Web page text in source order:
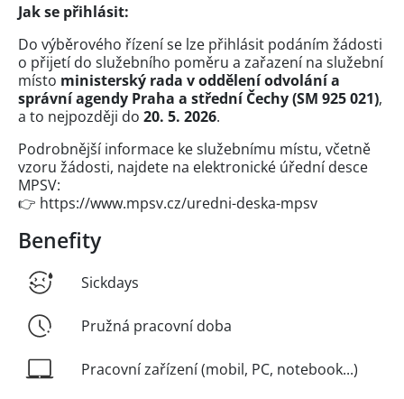
Jak se přihlásit:
Do výběrového řízení se lze přihlásit podáním žádosti
o přijetí do služebního poměru a zařazení na služební
místo ministerský rada v odděleníodvolání a
správní agendy Praha a střední Čechy (SM 925 021),
a to nejpozději do 20. 5. 2026.
Podrobnější informace ke služebnímu místu, včetně
vzoru žádosti, najdete na elektronické úřední desce
MPSV:
👉 https://www.mpsv.cz/uredni-deska-mpsv
Benefity
Sickdays
Pružná pracovní doba
Pracovní zařízení (mobil, PC, notebook...)